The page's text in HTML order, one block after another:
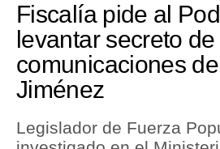
Economía
Mercados
Perú
Política
Fiscalía pide al
levantar secreto
comunicaciones
Jiménez
Legislador de Fuerza